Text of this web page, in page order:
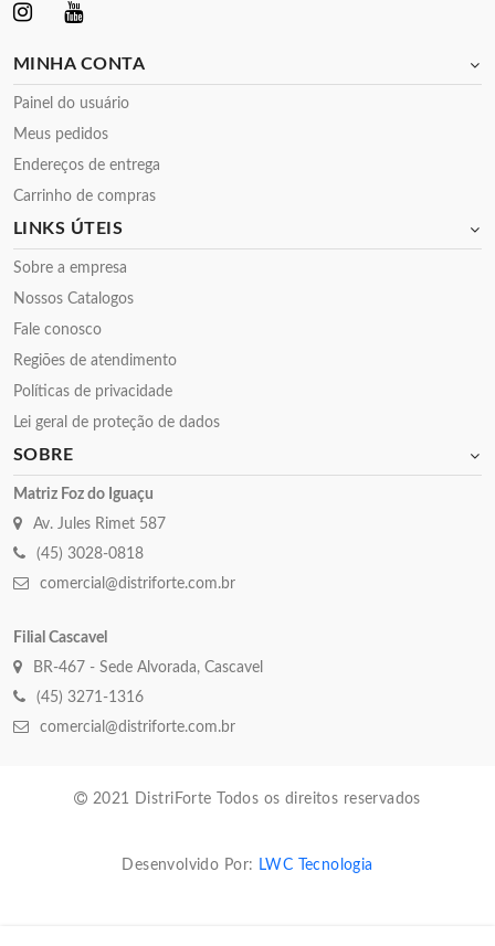
MINHA CONTA
Painel do usuário
Meus pedidos
Endereços de entrega
Carrinho de compras
LINKS ÚTEIS
Sobre a empresa
Nossos Catalogos
Fale conosco
Regiões de atendimento
Políticas de privacidade
Lei geral de proteção de dados
SOBRE
Matriz Foz do Iguaçu
Av. Jules Rimet 587
(45) 3028-0818
comercial@distriforte.com.br
Filial Cascavel
BR-467 - Sede Alvorada, Cascavel
(45) 3271-1316
comercial@distriforte.com.br
2021 DistriForte Todos os direitos reservados
Desenvolvido Por: LWC Tecnologia